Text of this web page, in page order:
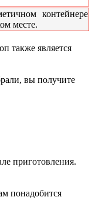
контейнере
месте.
также является
вы получите
приготовления.
понадобится